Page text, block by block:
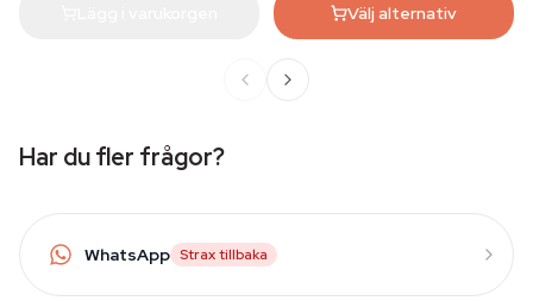
Välj alternativ
Har du fler frågor?
WhatsApp Strax tillbaka